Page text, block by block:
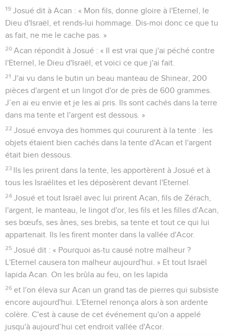
19 Josué dit à Acan : « Mon fils, donne gloire à l'Eternel, le
Dieu d'Israël, et rends-lui hommage. Dis-moi donc ce que tu
as fait, ne me le cache pas. »
20 Acan répondit à Josué : « Il est vrai que j'ai péché contre
l'Eternel, le Dieu d'Israël, et voici ce que j'ai fait.
21 J'ai vu dans le butin un beau manteau de Shinear, 200
pièces d'argent et un lingot d'or de près de 600 grammes.
J’en ai eu envie et je les ai pris. Ils sont cachés dans la terre
dans ma tente et l'argent est dessous. »
22 Josué envoya des hommes qui coururent à la tente : les
objets étaient bien cachés dans la tente d'Acan et l'argent
était bien dessous.
23 Ils les prirent dans la tente, les apportèrent à Josué et à
tous les Israélites et les déposèrent devant l'Eternel.
24 Josué et tout Israël avec lui prirent Acan, fils de Zérach,
l'argent, le manteau, le lingot d'or, les fils et les filles d'Acan,
ses bœufs, ses ânes, ses brebis, sa tente et tout ce qui lui
appartenait. Ils les firent monter dans la vallée d'Acor.
25 Josué dit : « Pourquoi as-tu causé notre malheur ?
L'Eternel causera ton malheur aujourd'hui. » Et tout Israël
lapida Acan. On les brûla au feu, on les lapida
26 et l'on éleva sur Acan un grand tas de pierres qui subsiste
encore aujourd'hui. L'Eternel renonça alors à son ardente
colère. C'est à cause de cet événement qu'on a appelé
jusqu'à aujourd’hui cet endroit vallée d'Acor.